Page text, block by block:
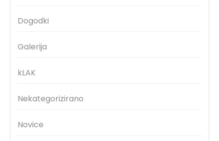
Dogodki
Galerija
kLAK
Nekategorizirano
Novice